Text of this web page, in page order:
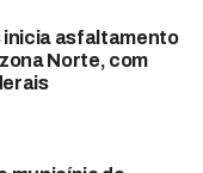
inicia asfaltamento
Norte, com